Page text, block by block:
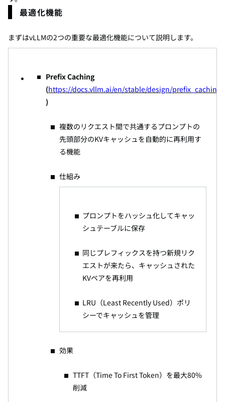
最適化機能
まずはvLLMの2つの重要な最適化機能について説明します。
Prefix Caching
(https://docs.vllm.ai/en/stable/design/prefix_caching/
)
複数のリクエスト間で共通するプロンプトの
先頭部分のKVキャッシュを自動的に再利用す
る機能
仕組み
プロンプトをハッシュ化してキャッ
シュテーブルに保存
同じプレフィックスを持つ新規リク
エストが来たら、キャッシュされた
KVペアを再利用
LRU（Least Recently Used）ポリ
シーでキャッシュを管理
効果
TTFT（Time To First Token）を最大80%
削減